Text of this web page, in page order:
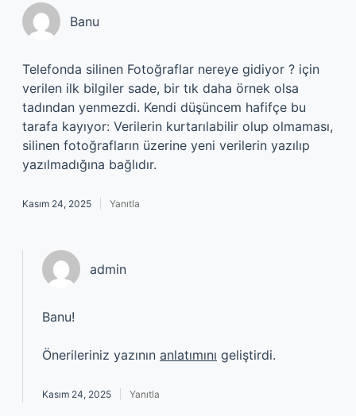
Banu
Telefonda silinen Fotoğraflar nereye gidiyor ? için
verilen ilk bilgiler sade, bir tık daha örnek olsa
tadından yenmezdi. Kendi düşüncem hafifçe bu
tarafa kayıyor: Verilerin kurtarılabilir olup olmaması,
silinen fotoğrafların üzerine yeni verilerin yazılıp
yazılmadığına bağlıdır.
Kasım 24, 2025 Yanıtla
admin
Banu!
Önerileriniz yazının anlatımını geliştirdi.
Kasım 24, 2025 Yanıtla